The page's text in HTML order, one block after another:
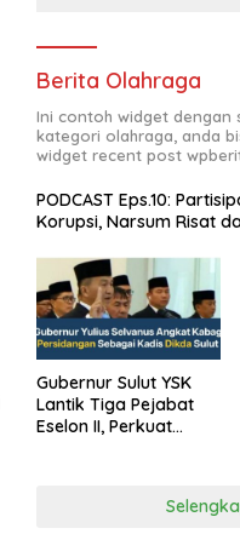
Berita Olahraga
Ini contoh widget dengan
kategori olahraga, anda
widget recent post
PODCAST Eps.10:
Korupsi, Narsum Risat
Gubernur Sulut YSK
Lantik Tiga Pejabat
Eselon II, Perkuat